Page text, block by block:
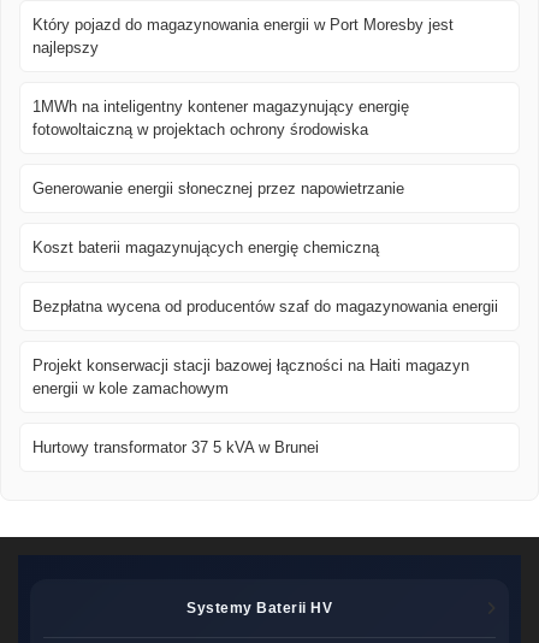
Który pojazd do magazynowania energii w Port Moresby jest
najlepszy
1MWh na inteligentny kontener magazynujący energię
fotowoltaiczną w projektach ochrony środowiska
Generowanie energii słonecznej przez napowietrzanie
Koszt baterii magazynujących energię chemiczną
Bezpłatna wycena od producentów szaf do magazynowania energii
Projekt konserwacji stacji bazowej łączności na Haiti magazyn
energii w kole zamachowym
Hurtowy transformator 37 5 kVA w Brunei
Systemy Baterii HV